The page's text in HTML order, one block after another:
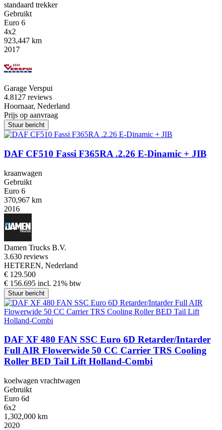
standaard trekker
Gebruikt
Euro 6
4x2
923,447 km
2017
Garage Verspui
4.8127 reviews
Hoornaar, Nederland
Prijs op aanvraag
Stuur bericht
DAF CF510 Fassi F365RA .2.26 E-Dinamic + JIB
kraanwagen
Gebruikt
Euro 6
370,967 km
2016
Damen Trucks B.V.
3.630 reviews
HETEREN, Nederland
€ 129.500
€ 156.695 incl. 21% btw
Stuur bericht
DAF XF 480 FAN SSC Euro 6D Retarder/Intarder
Full AIR Flowerwide 50 CC Carrier TRS Cooling
Roller BED Tail Lift Holland-Combi
koelwagen vrachtwagen
Gebruikt
Euro 6d
6x2
1,302,000 km
2020